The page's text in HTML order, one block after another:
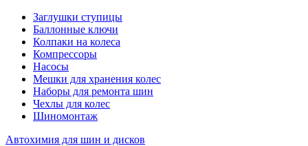
Заглушки ступицы
Баллонные ключи
Колпаки на колеса
Компрессоры
Насосы
Мешки для хранения колес
Наборы для ремонта шин
Чехлы для колес
Шиномонтаж
Автохимия для шин и дисков